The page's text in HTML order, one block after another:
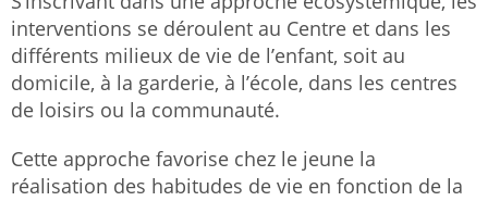
interventions se déroulent au Centre et dans les
différents milieux de vie de l’enfant, soit au
domicile, à la garderie, à l’école, dans les centres
de loisirs ou la communauté.
Cette approche favorise chez le jeune la
réalisation des habitudes de vie en fonction de la